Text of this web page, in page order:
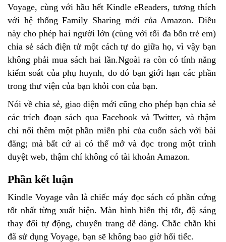
Voyage, cùng với hầu hết Kindle eReaders, tương thích
với hệ thống Family Sharing mới của Amazon. Điều
này cho phép hai người lớn (cùng với tối đa bốn trẻ em)
chia sẻ sách điện tử một cách tự do giữa họ, vì vậy bạn
không phải mua sách hai lần.Ngoài ra còn có tính năng
kiểm soát của phụ huynh, do đó bạn giới hạn các phần
trong thư viện của bạn khỏi con của bạn.
Nói về chia sẻ, giao diện mới cũng cho phép bạn chia sẻ
các trích đoạn sách qua Facebook và Twitter, và thậm
chí nối thêm một phần miễn phí của cuốn sách với bài
đăng; mà bất cứ ai có thể mở và đọc trong một trình
duyệt web, thậm chí không có tài khoản Amazon.
Phần kết luận
Kindle Voyage vẫn là chiếc máy đọc sách có phần cứng
tốt nhất từng xuất hiện. Màn hình hiển thị tốt, độ sáng
thay đổi tự động, chuyển trang dễ dàng. Chắc chắn khi
đã sử dụng Voyage, bạn sẽ không bao giờ hối tiếc.